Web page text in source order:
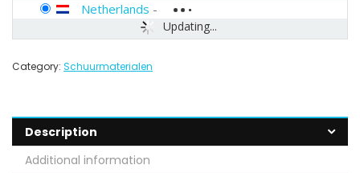
Updating...
Netherlands -
Category: Schuurmaterialen
Description
Additional information